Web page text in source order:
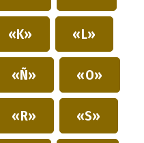
«K» «L»
«Ñ» «O»
«R» «S»